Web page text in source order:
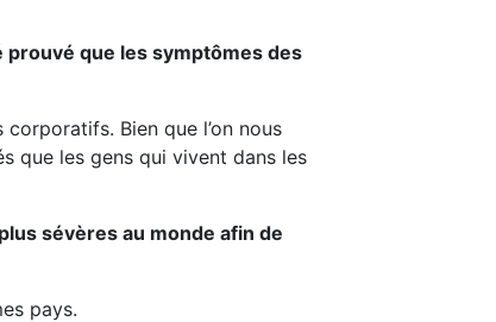
prouvé que les symptômes des
Bien que l’on nous
que les gens qui vivent dans les
sévères au monde afin de
pays.